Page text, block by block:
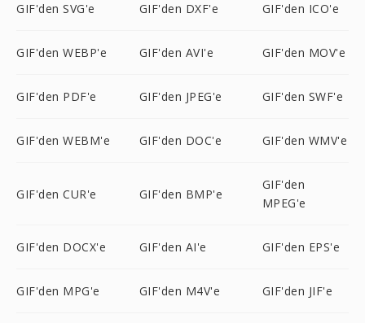
GIF'den SVG'e GIF'den DXF'e GIF'den ICO'e
GIF'den WEBP'e GIF'den AVI'e GIF'den MOV'e
GIF'den PDF'e GIF'den JPEG'e GIF'den SWF'e
GIF'den WEBM'e GIF'den DOC'e GIF'den WMV'e
GIF'den CUR'e GIF'den BMP'e
GIF'den
MPEG'e
GIF'den DOCX'e GIF'den AI'e GIF'den EPS'e
GIF'den MPG'e GIF'den M4V'e GIF'den JIF'e